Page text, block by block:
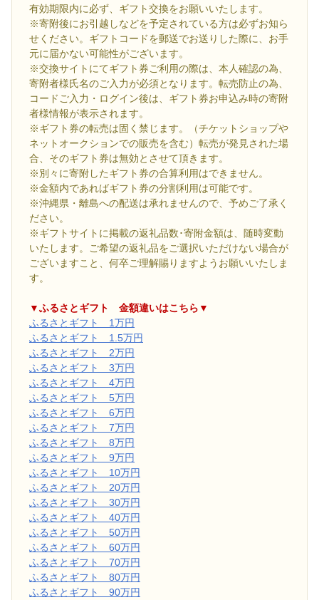
有効期限内に必ず、ギフト交換をお願いいたします。
※寄附後にお引越しなどを予定されている方は必ずお知ら
せください。ギフトコードを郵送でお送りした際に、お手
元に届かない可能性がございます。
※交換サイトにてギフト券ご利用の際は、本人確認の為、
寄附者様氏名のご入力が必須となります。転売防止の為、
コードご入力・ログイン後は、ギフト券お申込み時の寄附
者様情報が表示されます。
※ギフト券の転売は固く禁じます。（チケットショップや
ネットオークションでの販売を含む）転売が発見された場
合、そのギフト券は無効とさせて頂きます。
※別々に寄附したギフト券の合算利用はできません。
※金額内であればギフト券の分割利用は可能です。
※沖縄県・離島への配送は承れませんので、予めご了承く
ださい。
※ギフトサイトに掲載の返礼品数･寄附金額は、随時変動
いたします。ご希望の返礼品をご選択いただけない場合が
ございますこと、何卒ご理解賜りますようお願いいたしま
す。
▼ふるさとギフト 金額違いはこちら▼
ふるさとギフト 1万円
ふるさとギフト 1.5万円
ふるさとギフト 2万円
ふるさとギフト 3万円
ふるさとギフト 4万円
ふるさとギフト 5万円
ふるさとギフト 6万円
ふるさとギフト 7万円
ふるさとギフト 8万円
ふるさとギフト 9万円
ふるさとギフト 10万円
ふるさとギフト 20万円
ふるさとギフト 30万円
ふるさとギフト 40万円
ふるさとギフト 50万円
ふるさとギフト 60万円
ふるさとギフト 70万円
ふるさとギフト 80万円
ふるさとギフト 90万円